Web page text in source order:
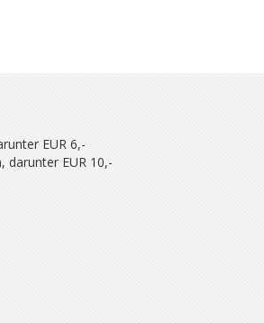
EUR 6,-
darunter EUR 10,-